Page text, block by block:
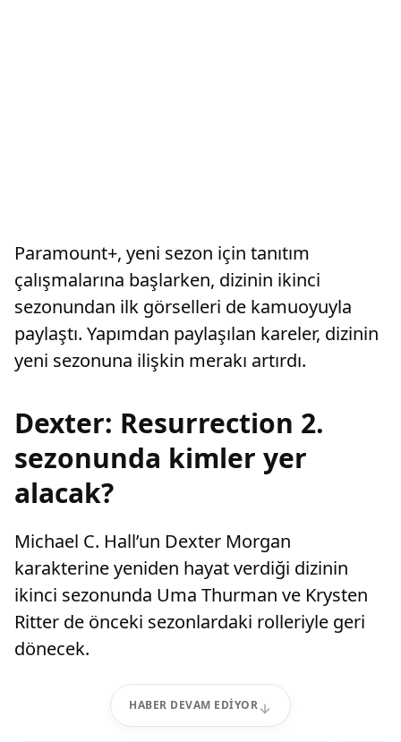
Paramount+, yeni sezon için tanıtım
çalışmalarına başlarken, dizinin ikinci
sezonundan ilk görselleri de kamuoyuyla
paylaştı. Yapımdan paylaşılan kareler, dizinin
yeni sezonuna ilişkin merakı artırdı.
Dexter: Resurrection 2.
sezonunda kimler yer
alacak?
Michael C. Hall’un Dexter Morgan
karakterine yeniden hayat verdiği dizinin
ikinci sezonunda Uma Thurman ve Krysten
Ritter de önceki sezonlardaki rolleriyle geri
dönecek.
HABER DEVAM EDIYOR